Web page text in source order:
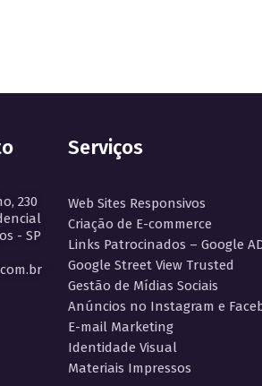
230
- SP
Serviços
Web Sites Responsivos
Criação de E-commerce
Links Patrocinados – Google
Google Street View Trusted
Gestão de Mídias Sociais
Anúncios no Instagram e
E-mail Marketing
Identidade Visual
Materiais Impressos